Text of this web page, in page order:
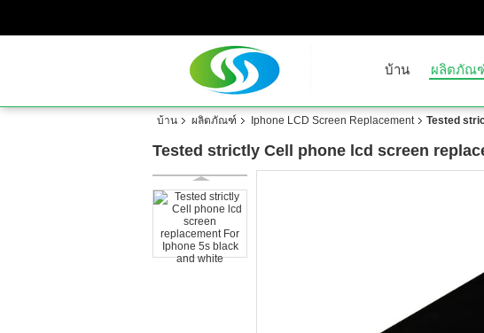
บ้าน ผลิตภัณ
บ้าน ผลิตภัณฑ์ Iphone LCD Screen Replacement Tested
Tested strictly Cell phone lcd screen